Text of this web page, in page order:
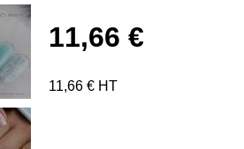
11,66 €
11,66 € HT